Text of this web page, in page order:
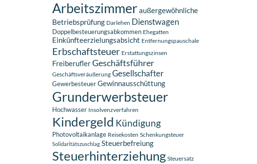
Arbeitszimmeraußergewöhnliche
Betriebsprüfung Darlehen Dienstwagen
Doppelbesteuerungsabkommen Ehegatten
Einkünfteerzielungsabsicht Entfernungspauschale
Erbschaftsteuer Erstattungszinsen
FreiberuflerGeschäftsführer
Geschäftsveräußerung Gesellschafter
GewerbesteuerGewinnausschüttung
Grunderwerbsteuer
Hochwasser Insolvenzverfahren
Kindergeld Kündigung
Photovoltaikanlage Reisekosten Schenkungsteuer
Solidaritätszuschlag Steuerbefreiung
Steuerhinterziehung Steuersatz